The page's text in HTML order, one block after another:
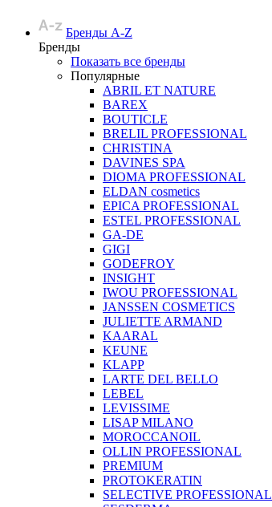
Бренды A-Z
Бренды
Показать все бренды
Популярные
ABRIL ET NATURE
BAREX
BOUTICLE
BRELIL PROFESSIONAL
CHRISTINA
DAVINES SPA
DIOMA PROFESSIONAL
ELDAN cosmetics
EPICA PROFESSIONAL
ESTEL PROFESSIONAL
GA-DE
GIGI
GODEFROY
INSIGHT
IWOU PROFESSIONAL
JANSSEN COSMETICS
JULIETTE ARMAND
KAARAL
KEUNE
KLAPP
LARTE DEL BELLO
LEBEL
LEVISSIME
LISAP MILANO
MOROCCANOIL
OLLIN PROFESSIONAL
PREMIUM
PROTOKERATIN
SELECTIVE PROFESSIONAL